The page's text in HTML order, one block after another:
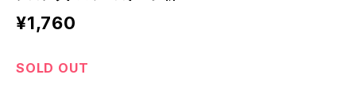
¥1,760
SOLD OUT